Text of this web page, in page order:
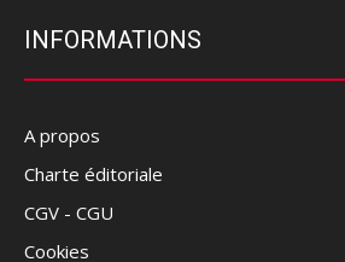
INFORMATIONS
A propos
Charte éditoriale
CGV - CGU
Cookies